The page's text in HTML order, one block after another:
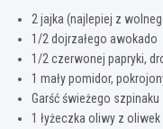
2 jajka (najlepiej z
1/2 dojrzałego awokado
1/2 czerwonej papryki,
1 mały pomidor,
Garść świeżego szpinaku
1 łyżeczka oliwy z oliwek